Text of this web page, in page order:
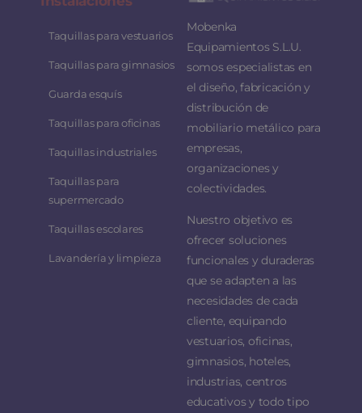
Taquillas para vestuarios
Taquillas para gimnasios
Guarda esquís
Taquillas para oficinas
Taquillas industriales
Taquillas para
supermercado
Taquillas escolares
Lavandería y limpieza
Mobenka
Equipamientos S.L.U.
somos especialistas en
el diseño, fabricación y
distribución de
mobiliario metálico para
empresas,
organizaciones y
colectividades.
Nuestro objetivo es
ofrecer soluciones
funcionales y duraderas
que se adapten a las
necesidades de cada
cliente, equipando
vestuarios, oficinas,
gimnasios, hoteles,
industrias, centros
educativos y todo tipo